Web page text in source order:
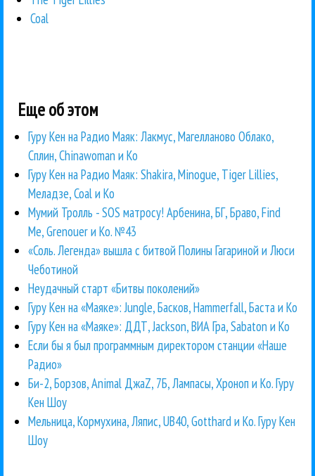
Coal
Еще об этом
Гуру Кен на Радио Маяк: Лакмус, Магелланово Облако,
Сплин, Chinawoman и Ко
Гуру Кен на Радио Маяк: Shakira, Minogue, Tiger Lillies,
Меладзе, Coal и Ко
Мумий Тролль - SOS матросу! Арбенина, БГ, Браво, Find
Me, Grenouer и Ко. №43
«Соль. Легенда» вышла с битвой Полины Гагариной и Люси
Чеботиной
Неудачный старт «Битвы поколений»
Гуру Кен на «Маяке»: Jungle, Басков, Hammerfall, Баста и Ко
Гуру Кен на «Маяке»: ДДТ, Jackson, ВИА Гра, Sabaton и Ко
Если бы я был программным директором станции «Наше
Радио»
Би-2, Борзов, Animal ДжаZ, 7Б, Лампасы, Хроноп и Ко. Гуру
Кен Шоу
Мельница, Кормухина, Ляпис, UB40, Gotthard и Ко. Гуру Кен
Шоу